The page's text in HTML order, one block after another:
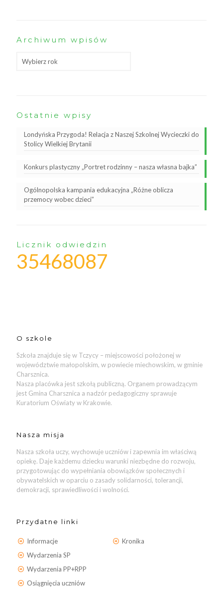
Archiwum wpisów
Ostatnie wpisy
Londyńska Przygoda! Relacja z Naszej Szkolnej Wycieczki do
Stolicy Wielkiej Brytanii
Konkurs plastyczny „Portret rodzinny – nasza własna bajka”
Ogólnopolska kampania edukacyjna „Różne oblicza
przemocy wobec dzieci”
Licznik odwiedzin
35468087
O szkole
Szkoła znajduje się w Tczycy – miejscowości położonej w
województwie małopolskim, w powiecie miechowskim, w gminie
Charsznica.
Nasza placówka jest szkołą publiczną. Organem prowadzącym
jest Gmina Charsznica a nadzór pedagogiczny sprawuje
Kuratorium Oświaty w Krakowie.
Nasza misja
Nasza szkoła uczy, wychowuje uczniów i zapewnia im właściwą
opiekę. Daje każdemu dziecku warunki niezbędne do rozwoju,
przygotowując do wypełniania obowiązków społecznych i
obywatelskich w oparciu o zasady solidarności, tolerancji,
demokracji, sprawiedliwości i wolności.
Przydatne linki
Informacje
Wydarzenia SP
Wydarzenia PP+RPP
Osiągnięcia uczniów
Kronika